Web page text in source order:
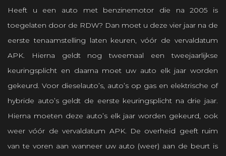
Heeft u een auto met benzinemotor die na 2005 is
toegelaten door de RDW? Dan moet u deze vier jaar na de
eerste tenaamstelling laten keuren, vóór de vervaldatum
APK. Hierna geldt nog tweemaal een tweejaarlijkse
keuringsplicht en daarna moet uw auto elk jaar worden
gekeurd. Voor dieselauto’s, auto’s op gas en elektrische of
hybride auto’s geldt de eerste keuringsplicht na drie jaar.
Hierna moeten deze auto’s elk jaar worden gekeurd, ook
weer vóór de vervaldatum APK. De overheid geeft ruim
van te voren aan wanneer uw auto (weer) aan de beurt is